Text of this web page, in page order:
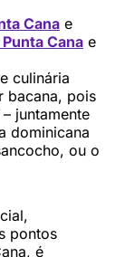
Cana e
Cana e
culinária
bacana, pois
juntamente
dominicana
ou o
pontos
é